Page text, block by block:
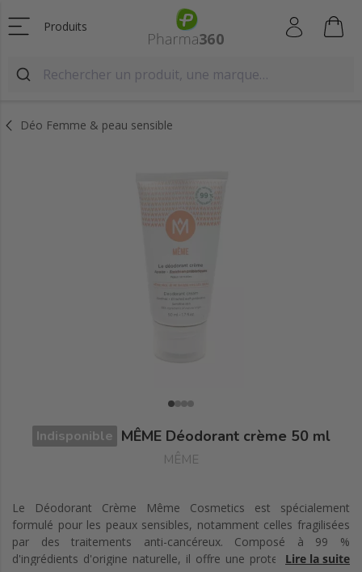
Produits
Déo Femme & peau sensible
Indisponible MÊME Déodorant crème 50 ml
MÊME
Le Déodorant Crème Même Cosmetics est spécialement
formulé pour les peaux sensibles, notamment celles fragilisées
par des traitements anti-cancéreux. Composé à 99 %
d'ingrédients d'origine naturelle, il offre une protection efficace
Lire la suite